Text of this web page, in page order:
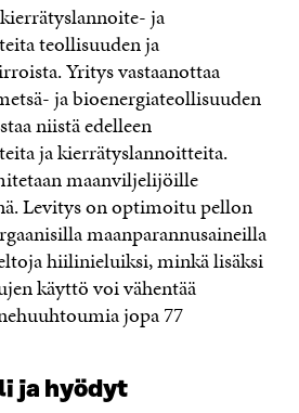
ja
teollisuuden ja
Yritys vastaanottaa
ja bioenergiateollisuuden
niistä edelleen
ja kierrätyslannoitteita.
maanviljelijöille
Levitys on optimoitu pellon
maanparannusaineilla
hiilinieluiksi, minkä lisäksi
käyttö voi vähentää
jopa 77
ja hyödyt